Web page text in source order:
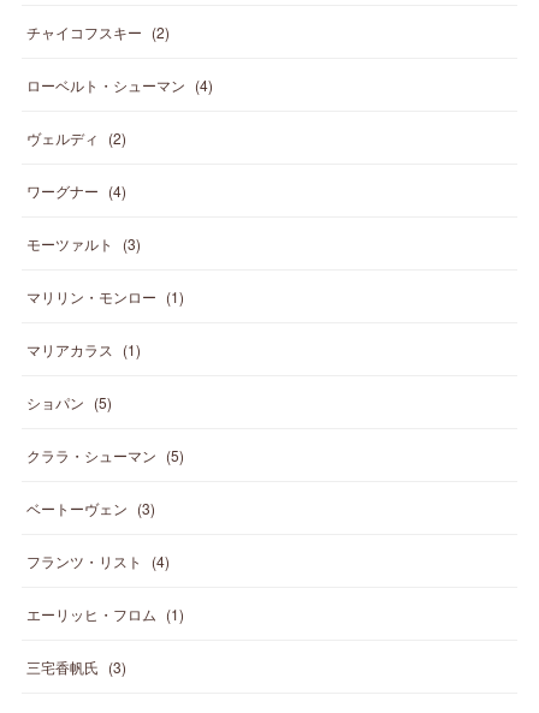
チャイコフスキー (2)
ローベルト・シューマン (4)
ヴェルディ (2)
ワーグナー (4)
モーツァルト (3)
マリリン・モンロー (1)
マリアカラス (1)
ショパン (5)
クララ・シューマン (5)
ベートーヴェン (3)
フランツ・リスト (4)
エーリッヒ・フロム (1)
三宅香帆氏 (3)